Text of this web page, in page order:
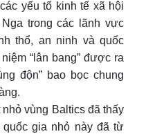
yếu tố kinh tế xã hội
trong các lãnh vực
thổ, an ninh và quốc
“lân bang” được ra
độn” bao bọc chung
vùng Baltics đã thấy
gia nhỏ này đã từ